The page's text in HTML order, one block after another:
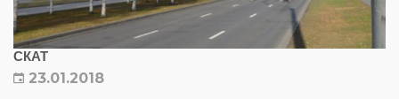
СКАТ
23.01.2018